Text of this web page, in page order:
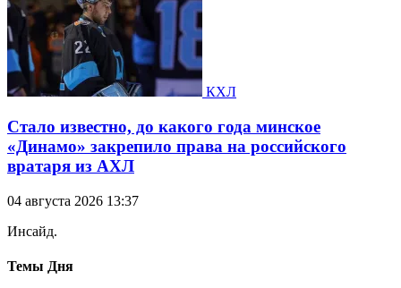
КХЛ
Стало известно, до какого года минское
«Динамо» закрепило права на российского
вратаря из АХЛ
04 августа 2026 13:37
Инсайд.
Темы Дня